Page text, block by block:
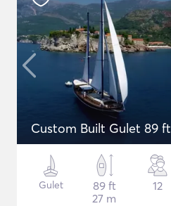
Custom Built Gulet 89 ft
Gulet
89 ft
27 m
12